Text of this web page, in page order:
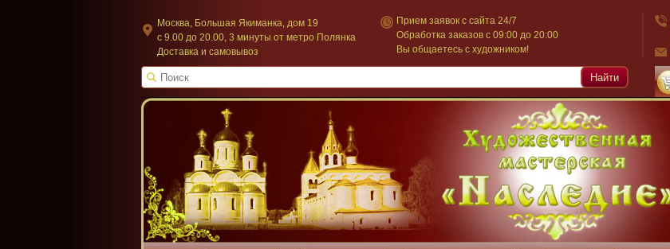
Москва, Большая Якиманка, дом 19
c 9.00 до 20.00, 3 минуты от метро Полянка
Доставка и самовывоз
Прием заявок с сайта 24/7
Обработка заказов с 09:00 до 20:00
Вы общаетесь с художником!
Найти